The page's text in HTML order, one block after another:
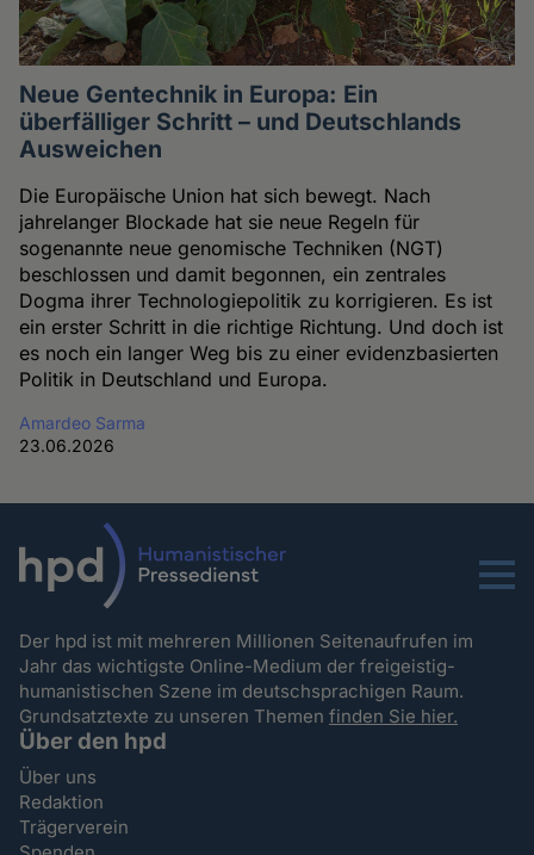
Neue Gentechnik in Europa: Ein
überfälliger Schritt – und Deutschlands
Ausweichen
Die Europäische Union hat sich bewegt. Nach
jahrelanger Blockade hat sie neue Regeln für
sogenannte neue genomische Techniken (NGT)
beschlossen und damit begonnen, ein zentrales
Dogma ihrer Technologiepolitik zu korrigieren. Es ist
ein erster Schritt in die richtige Richtung. Und doch ist
es noch ein langer Weg bis zu einer evidenzbasierten
Politik in Deutschland und Europa.
Amardeo Sarma
23.06.2026
Menu
Der hpd ist mit mehreren Millionen Seitenaufrufen im
Jahr das wichtigste Online-Medium der freigeistig-
humanistischen Szene im deutschsprachigen Raum.
Grundsatztexte zu unseren Themenfinden Sie hier.
Über den hpd
Über uns
Redaktion
Trägerverein